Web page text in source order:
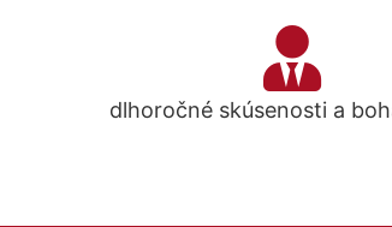
dlhoročné skúsenosti a